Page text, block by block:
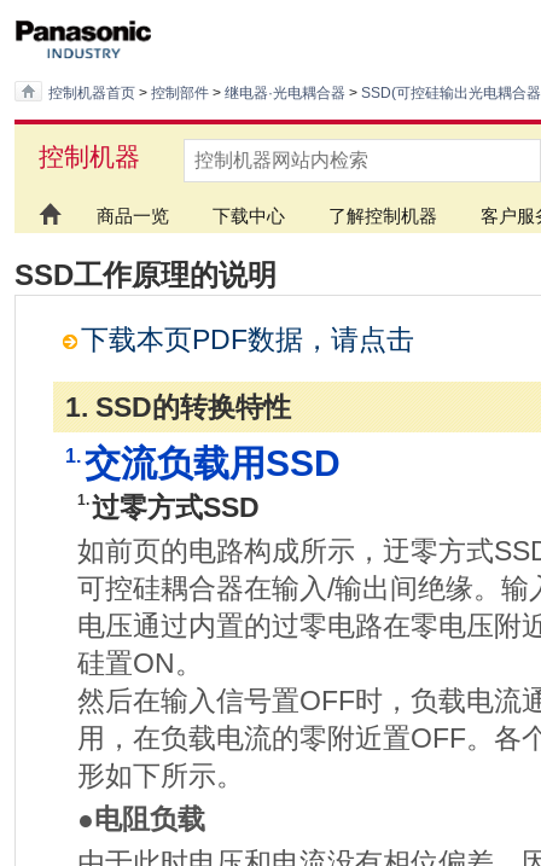
控制机器首页 > 控制部件 > 继电器·光电耦合器 > SSD(可控硅输出光电耦合
控制机器
商品一览 下载中心 了解控制机器 客户服
SSD工作原理的说明
下载本页PDF数据，请点击
1. SSD的转换特性
1.交流负载用SSD
1.过零方式SSD
如前页的电路构成所示，迂零方式
可控硅耦合器在输入/输出间绝缘。
电压通过内置的过零电路在零电压附
硅置ON。
然后在输入信号置OFF时，负载电流
用，在负载电流的零附近置OFF。各
形如下所示。
●电阻负载